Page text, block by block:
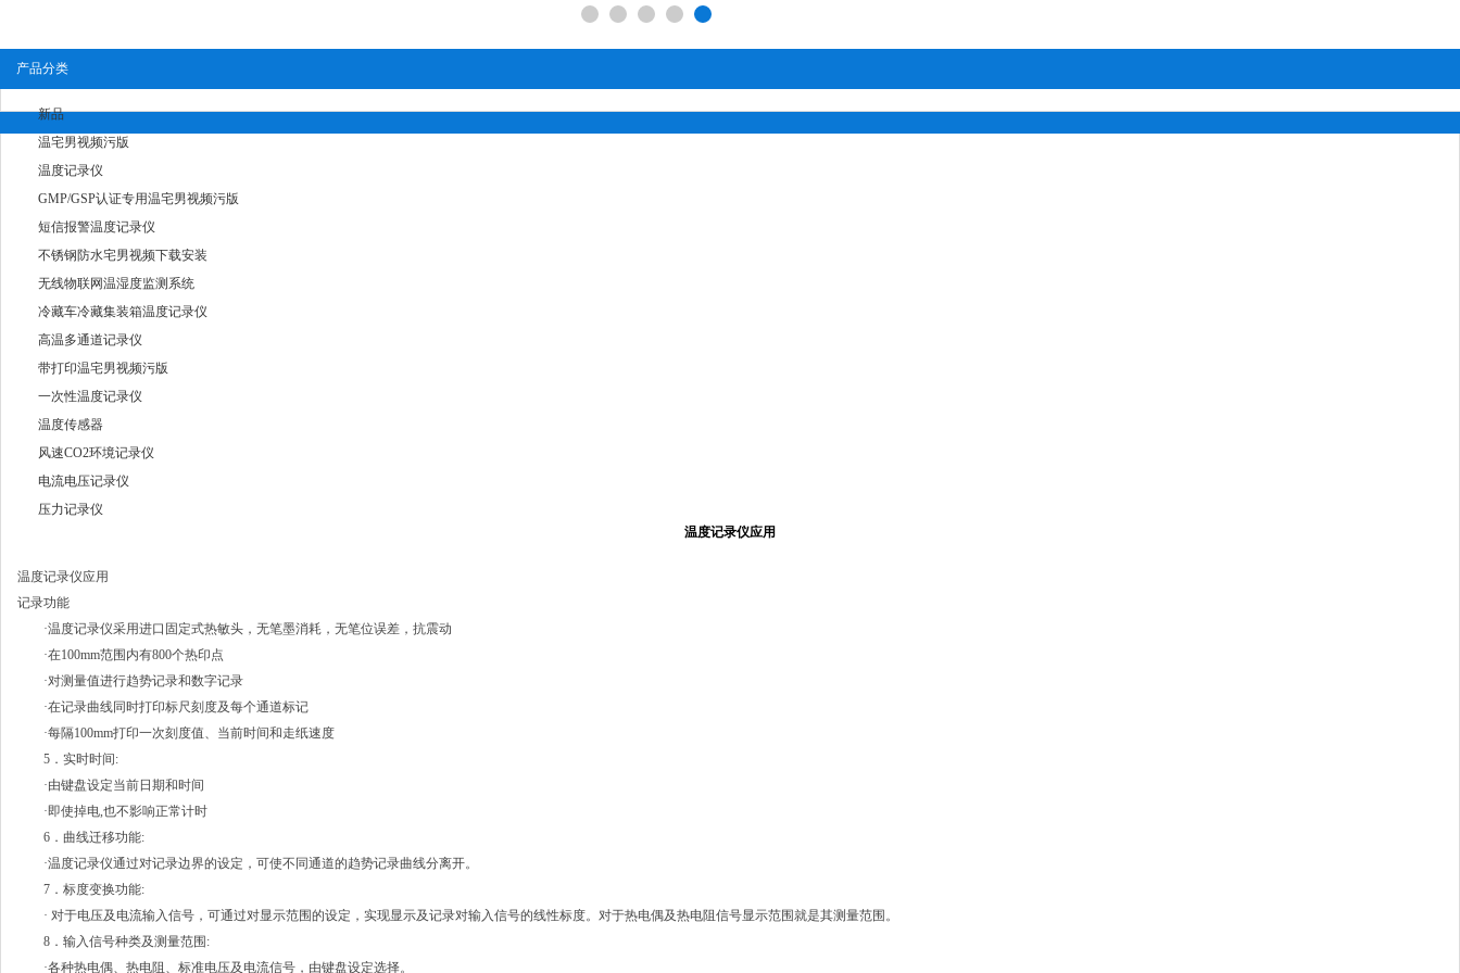
产品分类
新品
温宅男视频污版
温度记录仪
GMP/GSP认证专用温宅男视频污版
短信报警温度记录仪
不锈钢防水宅男视频下载安装
无线物联网温湿度监测系统
冷藏车冷藏集装箱温度记录仪
高温多通道记录仪
带打印温宅男视频污版
一次性温度记录仪
温度传感器
风速CO2环境记录仪
电流电压记录仪
压力记录仪
温度记录仪应用
温度记录仪应用
记录功能
·温度记录仪采用进口固定式热敏头，无笔墨消耗，无笔位误差，抗震动
·在100mm范围内有800个热印点
·对测量值进行趋势记录和数字记录
·在记录曲线同时打印标尺刻度及每个通道标记
·每隔100mm打印一次刻度值、当前时间和走纸速度
5．实时时间:
·由键盘设定当前日期和时间
·即使掉电,也不影响正常计时
6．曲线迁移功能:
·温度记录仪通过对记录边界的设定，可使不同通道的趋势记录曲线分离开。
7．标度变换功能:
· 对于电压及电流输入信号，可通过对显示范围的设定，实现显示及记录对输入信号的线性标度。对于热电偶及热电阻信号显示范围就是其测量范围。
8．输入信号种类及测量范围:
·各种热电偶、热电阻、标准电压及电流信号，由键盘设定选择。